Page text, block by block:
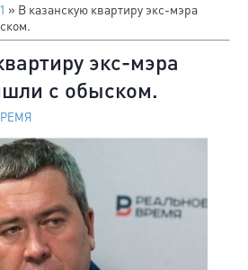
» В казанскую квартиру экс-мэра
экс-мэра
с обыском.